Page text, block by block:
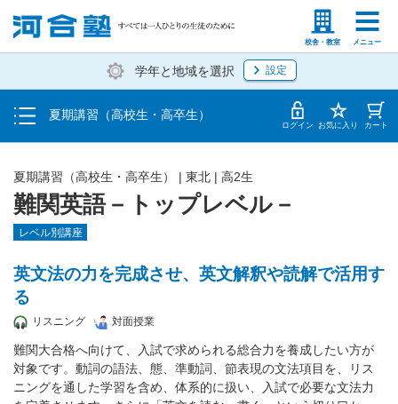
校舎・教室 メニュー
塾生の方 高等学校の先生
学年と地域を選択 設定
夏期講習（高校生・高卒生）
受講料・お申し込み方法
受講開始までの流れ
校舎・教室一覧 ログイン お気に入り カート
難関英語－トップレベル－
夏期講習（高校生・高卒生） | 東北 | 高2生
レベル別講座
英文法の力を完成させ、英文解釈や読解で活用す
る
リスニング 対面授業
難関大合格へ向けて、入試で求められる総合力を養成したい方が
対象です。動詞の語法、態、準動詞、節表現の文法項目を、リス
ニングを通した学習を含め、体系的に扱い、入試で必要な文法力